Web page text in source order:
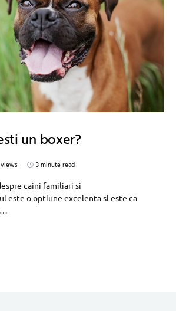
un boxer?
views
3 minute read
caini familiari si
este o optiune excelenta si este ca